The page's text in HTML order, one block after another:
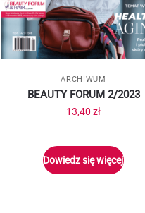
ARCHIWUM
BEAUTY FORUM 2/2023
13,40 zł
Dowiedz się więcej